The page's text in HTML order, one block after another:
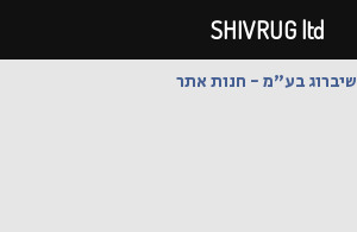
שיברוג בע"מ - חנות אתר
SHIVRUG ltd